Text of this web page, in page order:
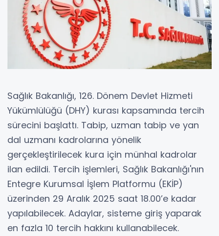
Sağlık Bakanlığı, 126. Dönem Devlet Hizmeti
Yükümlülüğü (DHY) kurası kapsamında tercih
sürecini başlattı. Tabip, uzman tabip ve yan
dal uzmanı kadrolarına yönelik
gerçekleştirilecek kura için münhal kadrolar
ilan edildi. Tercih işlemleri, Sağlık Bakanlığı'nın
Entegre Kurumsal İşlem Platformu (EKİP)
üzerinden 29 Aralık 2025 saat 18.00’e kadar
yapılabilecek. Adaylar, sisteme giriş yaparak
en fazla 10 tercih hakkını kullanabilecek.